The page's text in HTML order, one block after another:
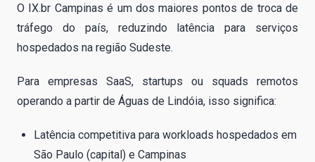
O IX.br Campinas é um dos maiores pontos de troca de
tráfego do país, reduzindo latência para serviços
hospedados na região Sudeste.
Para empresas SaaS, startups ou squads remotos
operando a partir de Águas de Lindóia, isso significa:
Latência competitiva para workloads hospedados em
São Paulo (capital) e Campinas